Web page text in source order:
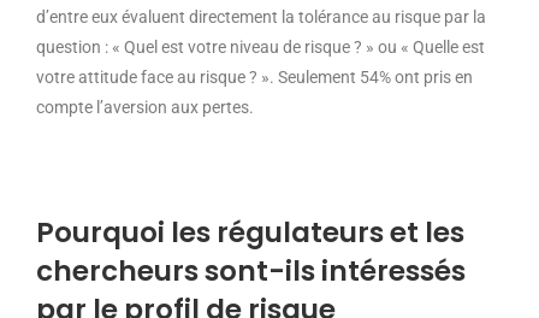
d’entre eux évaluent directement la tolérance au risque par la
question : « Quel est votre niveau de risque ? » ou « Quelle est
votre attitude face au risque ? ». Seulement 54% ont pris en
compte l’aversion aux pertes.
Pourquoi les régulateurs et les
chercheurs sont-ils intéressés
par le profil de risque